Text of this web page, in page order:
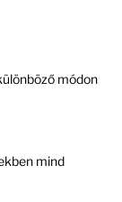
módon
mind